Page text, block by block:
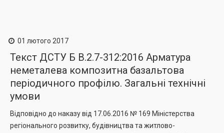
01 лютого 2017
Текст ДСТУ Б В.2.7-312:2016 Арматура
неметалева композитна базальтова
періодичного профілю. Загальні технічні
умови
Відповідно до наказу від 17.06.2016 № 169 Міністерствa
регіонального розвитку, будівництва та житлово-